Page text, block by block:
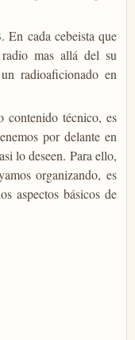
. En cada cebeista que
mas allá del su
radioaficionado en
contenido técnico, es
por delante en
lo deseen. Para ello,
organizando, es
aspectos básicos de